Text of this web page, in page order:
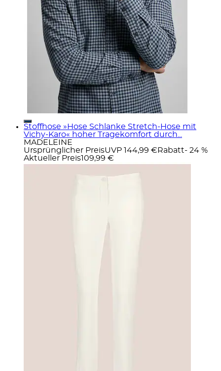
Stoffhose »Hose Schlanke Stretch-Hose mit
Vichy-Karo« hoher Tragekomfort durch...
MADELEINE
Ursprünglicher PreisUVP 144,99 € Rabatt- 24 %
Aktueller Preis109,99 €